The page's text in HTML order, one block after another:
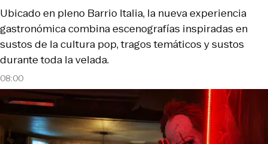
08:00
Ubicado en pleno Barrio Italia, la nueva experiencia
gastronómica combina escenografías inspiradas en
sustos de la cultura pop, tragos temáticos y sustos
durante toda la velada.